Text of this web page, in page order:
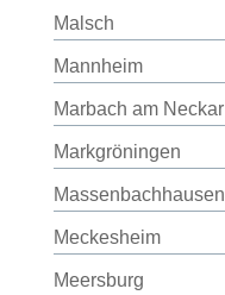
Malsch
Mannheim
Marbach am Neckar
Markgröningen
Massenbachhausen
Meckesheim
Meersburg